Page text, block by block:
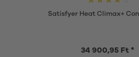
Satisfyer Heat Climax+
34 900,95 Ft *